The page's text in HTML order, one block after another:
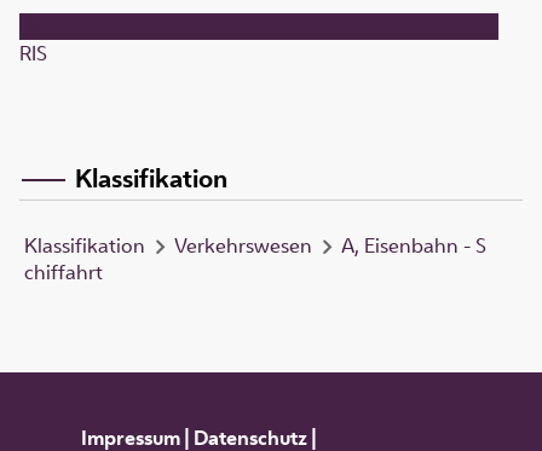
RIS
Klassifikation
Klassifikation Verkehrswesen
A, Eisenbahn - S
chiffahrt
Impressum| Datenschutz|